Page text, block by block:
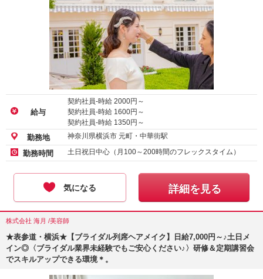
給与
契約社員-時給 2000円～
契約社員-時給 1600円～
契約社員-時給 1350円～
勤務地 神奈川県横浜市 元町・中華街駅
勤務時間 土日祝日中心（月100～200時間のフレックスタイム）
気になる 詳細を見る
株式会社 海月 /美容師
★表参道・横浜★【ブライダル列席ヘアメイク】日給7,000円～♪土日メ
イン◎〈ブライダル業界未経験でもご安心ください♪〉研修＆定期講習会
でスキルアップできる環境＊。